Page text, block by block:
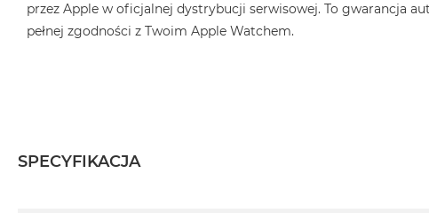
przez Apple w oficjalnej dystrybucji serwisowej. To gwarancja
pełnej zgodności z Twoim Apple Watchem.
SPECYFIKACJA